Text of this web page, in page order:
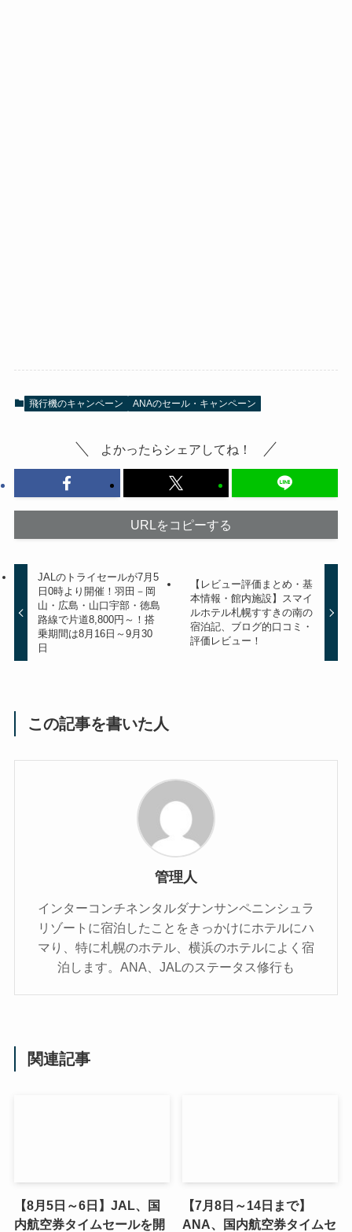
飛行機のキャンペーン ANAのセール・キャンペーン
よかったらシェアしてね！
URLをコピーする
JALのトライセールが7月5
日0時より開催！羽田－岡
山・広島・山口宇部・徳島
路線で片道8,800円～！搭
乗期間は8月16日～9月30
日
【レビュー評価まとめ・基
本情報・館内施設】スマイ
ルホテル札幌すすきの南の
宿泊記、ブログ的口コミ・
評価レビュー！
この記事を書いた人
管理人
インターコンチネンタルダナンサンペニンシュラ
リゾートに宿泊したことをきっかけにホテルにハ
マり、特に札幌のホテル、横浜のホテルによく宿
泊します。ANA、JALのステータス修行も
関連記事
【8月5日～6日】JAL、国
内航空券タイムセールを開
【7月8日～14日まで】
ANA、国内航空券タイムセ